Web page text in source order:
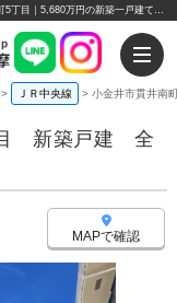
小金井市貫井南町５丁目 新築戸建 全１棟 東京都小金井市貫井南町5丁目｜5,680万円の新築一戸建て｜エムイーPLUS多摩
> ＪＲ中央線 > 小金井市貫井
目 新築戸建 全
MAPで確認